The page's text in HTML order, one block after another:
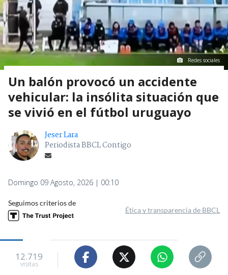
Redes sociales
Un balón provocó un accidente
vehicular: la insólita situación que
se vivió en el fútbol uruguayo
Jeser Lara
Periodista BBCL Contigo
Domingo 09 Agosto, 2026 | 00:10
Seguimos criterios de
Ética y transparencia de BBCL
12.719
visitas